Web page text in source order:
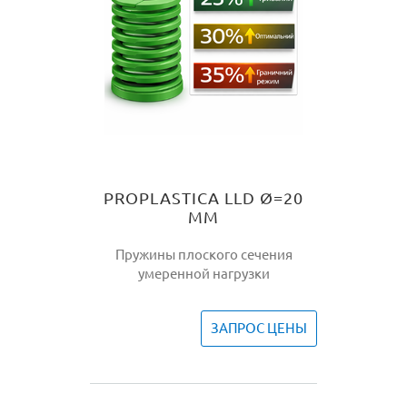
PROPLASTICA LLD Ø=20
ММ
Пружины плоского сечения
умеренной нагрузки
ЗАПРОС ЦЕНЫ